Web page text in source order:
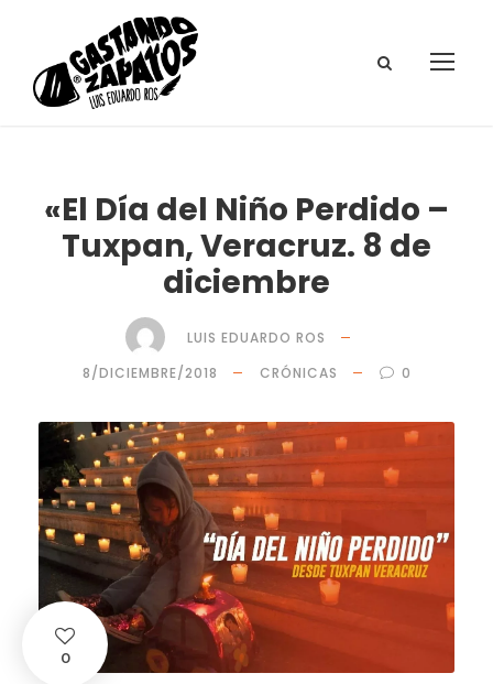
«El Día del Niño Perdido –
Tuxpan, Veracruz. 8 de
diciembre
LUIS EDUARDO ROS
8/DICIEMBRE/2018
CRÓNICAS 0
0